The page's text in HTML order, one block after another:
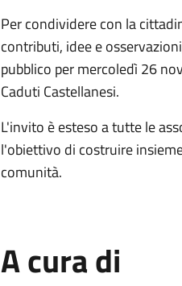
Per condividere con la
contributi, idee e
pubblico per mercoledì 26
Caduti Castellanesi.
L'invito è esteso a tutte le
l'obiettivo di costruire
comunità.
A cura di